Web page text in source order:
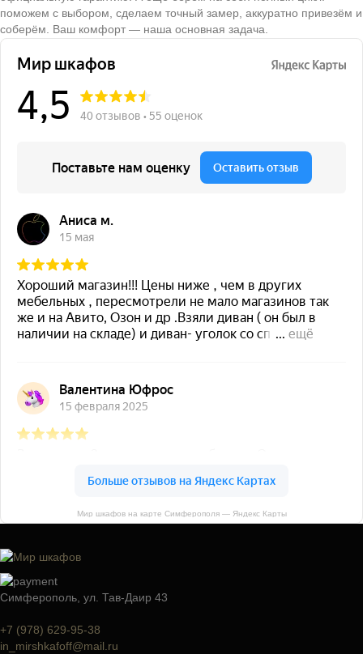
поможем с выбором, сделаем точный замер, аккуратно привезём и
соберём. Ваш комфорт — наша основная задача.
Мир шкафов на карте Симферополя — Яндекс Карты
Симферополь, ул. Тав-Даир 43
+7 (978) 629-95-38
in_mirshkafoff@mail.ru